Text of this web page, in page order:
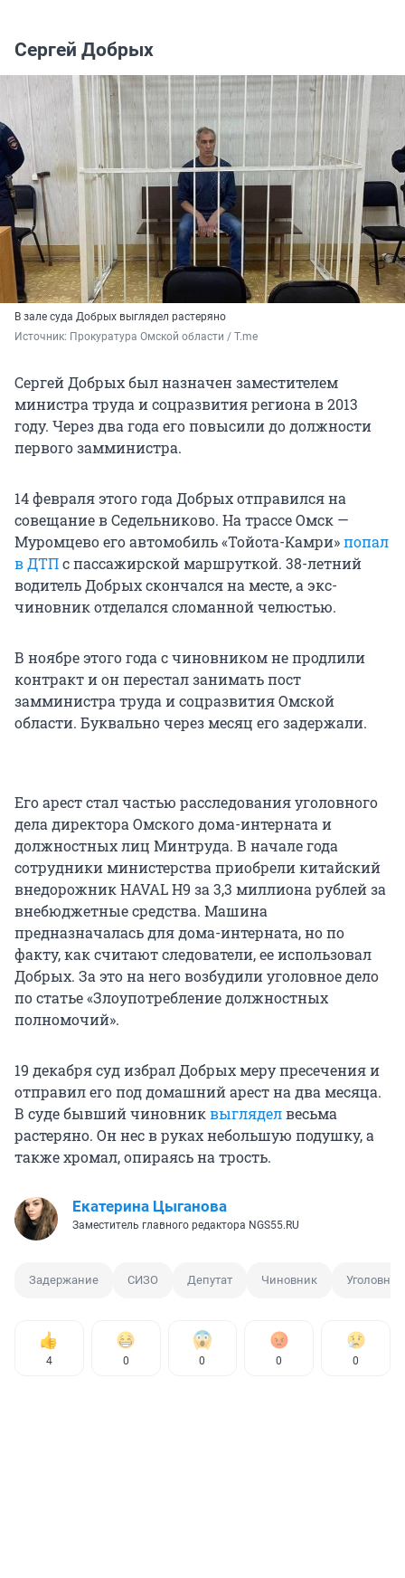
Сергей Добрых
В зале суда Добрых выглядел растеряно
Источник: Прокуратура Омской области / T.me
Сергей Добрых был назначен заместителем
министра труда и соцразвития региона в 2013
году. Через два года его повысили до должности
первого замминистра.
14 февраля этого года Добрых отправился на
совещание в Седельниково. На трассе Омск —
Муромцево его автомобиль «Тойота-Камри»попал
в ДТПс пассажирской маршруткой. 38-летний
водитель Добрых скончался на месте, а экс-
чиновник отделался сломанной челюстью.
В ноябре этого года с чиновником не продлили
контракт и он перестал занимать пост
замминистра труда и соцразвития Омской
области. Буквально через месяц его задержали.
Его арест стал частью расследования уголовного
дела директора Омского дома-интерната и
должностных лиц Минтруда. В начале года
сотрудники министерства приобрели китайский
внедорожник HAVAL Н9 за 3,3 миллиона рублей за
внебюджетные средства. Машина
предназначалась для дома-интерната, но по
факту, как считают следователи, ее использовал
Добрых. За это на него возбудили уголовное дело
по статье «Злоупотребление должностных
полномочий».
19 декабря суд избрал Добрых меру пресечения и
отправил его под домашний арест на два месяца.
В суде бывший чиновниквыгляделвесьма
растеряно. Он нес в руках небольшую подушку, а
также хромал, опираясь на трость.
Екатерина Цыганова
Заместитель главного редактора NGS55.RU
Задержание СИЗО Депутат Чиновник
4 0 0 0 0